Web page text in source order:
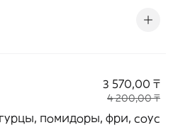
3 570,00 ₸
4 200,00 ₸
помидоры, фри, соус